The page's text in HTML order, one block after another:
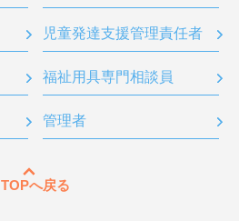
児童発達支援管理責任者
福祉用具専門相談員
管理者
TOPへ戻る